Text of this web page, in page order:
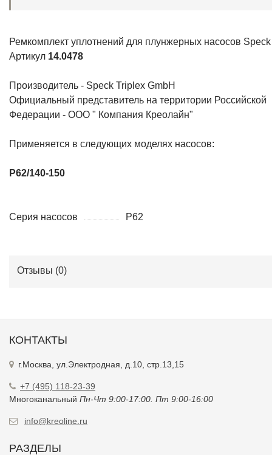
Ремкомплект уплотнений для плунжерных насосов Speck
Артикул 14.0478
Производитель - Speck Triplex GmbH
Официальный представитель на территории Российской
Федерации - ООО " Компания Креолайн"
Применяется в следующих моделях насосов:
P62/140-150
Серия насосов P62
Отзывы (0)
КОНТАКТЫ
г.Москва, ул.Электродная, д.10, стр.13,15
+7 (495) 118-23-39
Многоканальный Пн-Чт 9:00-17:00. Пт 9:00-16:00
info@kreoline.ru
РАЗДЕЛЫ